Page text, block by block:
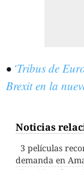
•‘Tribus de
Brexit en la
Noticias
3 películas
demanda en